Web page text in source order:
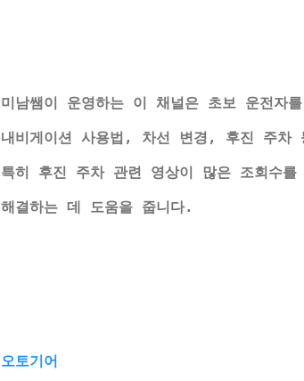
미남쌤이 운영하는 이 채널은 초보 운전자
내비게이션 사용법, 차선 변경, 후진 주차
특히 후진 주차 관련 영상이 많은 조회수
해결하는 데 도움을 줍니다.
오토기어